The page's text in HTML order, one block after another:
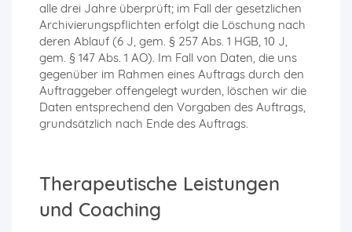
alle drei Jahre überprüft; im Fall der gesetzlichen
Archivierungspflichten erfolgt die Löschung nach
deren Ablauf (6 J, gem. § 257 Abs. 1 HGB, 10 J,
gem. § 147 Abs. 1 AO). Im Fall von Daten, die uns
gegenüber im Rahmen eines Auftrags durch den
Auftraggeber offengelegt wurden, löschen wir die
Daten entsprechend den Vorgaben des Auftrags,
grundsätzlich nach Ende des Auftrags.
Therapeutische Leistungen
und Coaching